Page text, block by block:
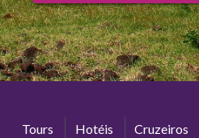
Tours Hotéis Cruzeiros